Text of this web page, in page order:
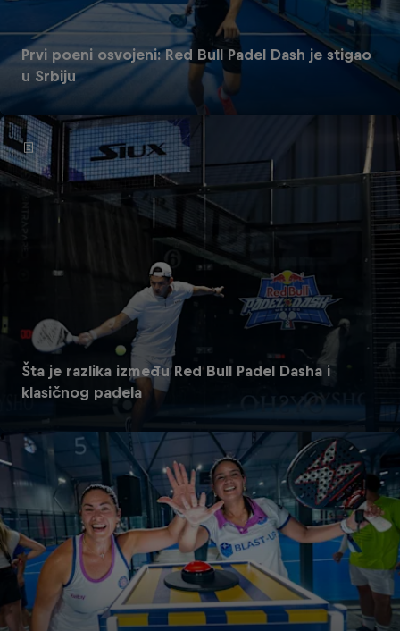
Prvi poeni osvojeni: Red Bull Padel Dash je stigao
u Srbiju
Šta je razlika između Red Bull Padel Dasha i
klasičnog padela